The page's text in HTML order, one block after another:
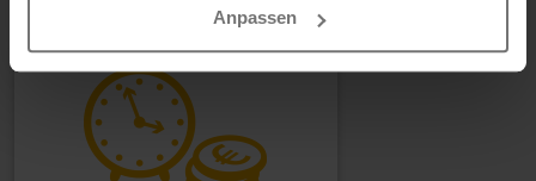
Anpassen